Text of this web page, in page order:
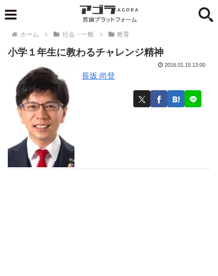
ホーム 社会・一般 教育
小学１年生に教わるチャレンジ精神
長坂 尚登
2016.01.15 13:00